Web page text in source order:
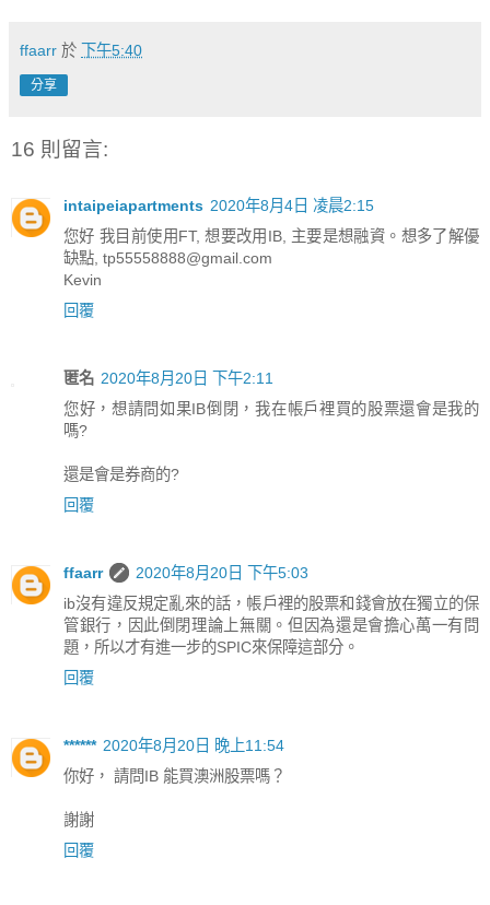
ffaarr 於 下午5:40
分享
16 則留言:
intaipeiapartments 2020年8月4日 凌晨2:15
您好 我目前使用FT, 想要改用IB, 主要是想融資。想多了解優
缺點, tp55558888@gmail.com
Kevin
回覆
匿名 2020年8月20日 下午2:11
您好，想請問如果IB倒閉，我在帳戶裡買的股票還會是我的
嗎?
還是會是券商的?
回覆
ffaarr
2020年8月20日 下午5:03
ib沒有違反規定亂來的話，帳戶裡的股票和錢會放在獨立的保
管銀行，因此倒閉理論上無關。但因為還是會擔心萬一有問
題，所以才有進一步的SPIC來保障這部分。
回覆
****** 2020年8月20日 晚上11:54
你好， 請問IB 能買澳洲股票嗎？
謝謝
回覆